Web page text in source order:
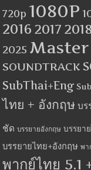
720p 1080P
2016 2017
2025 Master
SOUNDTRACK
SubThai+Eng
ไทย + อังกฤษ บร
ชัด บรรยายอังกฤษ บรรยา
บรรยายไทย+อังกฤษ พา
พากย์ไทย 5.1